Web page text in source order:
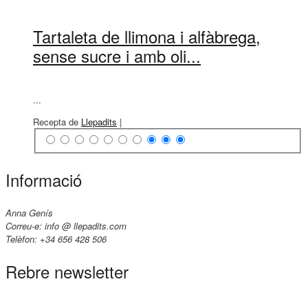
Tartaleta de llimona i alfàbrega,
sense sucre i amb oli...
...
Recepta de Llepadits |
Informació
Anna Genís
Correu-e: info @ llepadits.com
Telèfon: +34 656 428 506
Rebre newsletter